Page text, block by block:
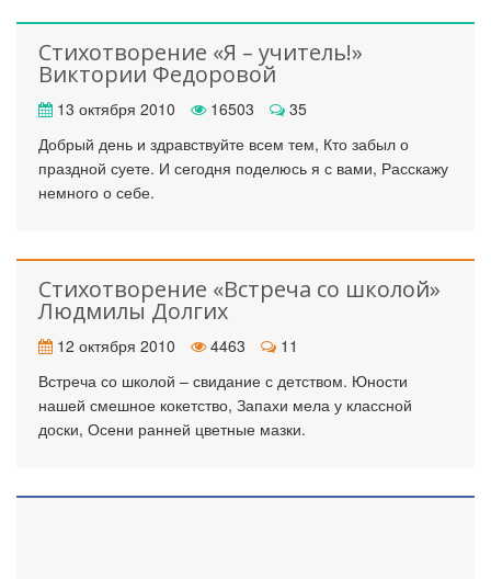
Стихотворение «Я – учитель!»
Виктории Федоровой
13 октября 2010 16503
35
Добрый день и здравствуйте всем тем, Кто забыл о
праздной суете. И сегодня поделюсь я с вами, Расскажу
немного о себе.
Стихотворение «Встреча со школой»
Людмилы Долгих
12 октября 2010 4463
11
Встреча со школой – свидание с детством. Юности
нашей смешное кокетство, Запахи мела у классной
доски, Осени ранней цветные мазки.